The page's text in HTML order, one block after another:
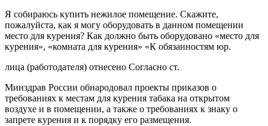
Я собираюсь купить нежилое помещение. Скажите,
пожалуйста, как я могу оборудовать в данном помещении
место для курения? Как должно быть оборудовано «место для
курения», «комната для курения» «К обязанностям юр.
лица (работодателя) отнесено Согласно ст.
Минздрав России обнародовал проекты приказов о
требованиях к местам для курения табака на открытом
воздухе и в помещении, а также о требованиях к знаку о
запрете курения и к порядку его размещения.